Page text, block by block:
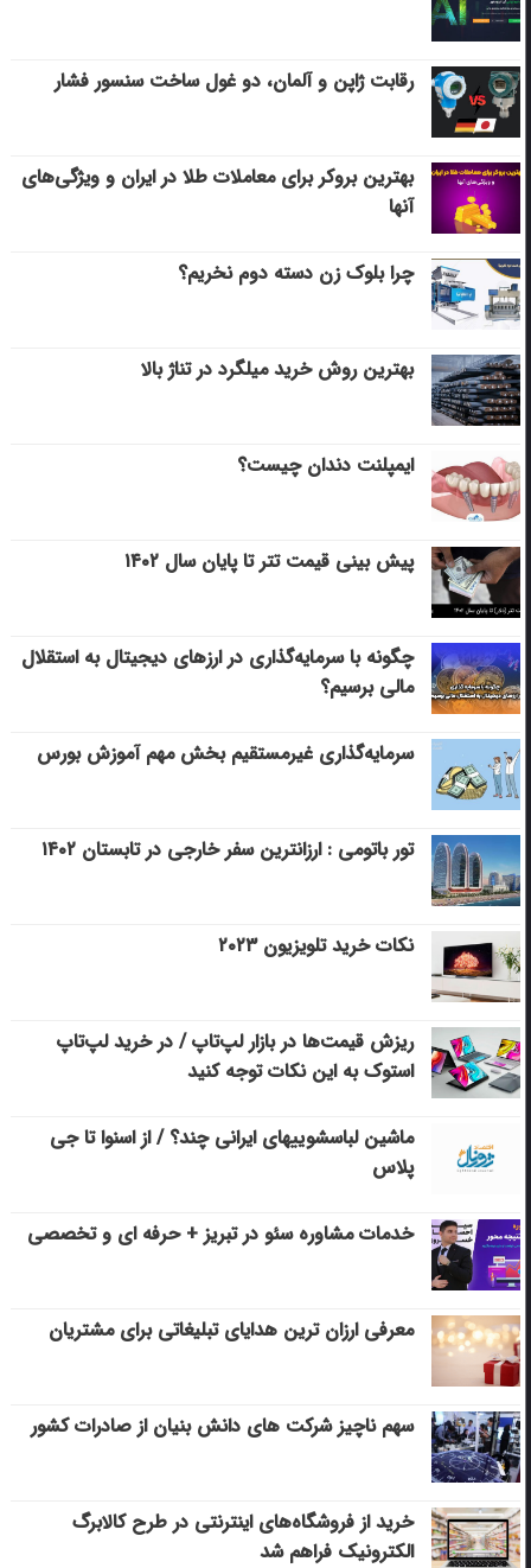
رقابت ژاپن و آلمان، دو غول ساخت سنسور فشار
بهترین بروکر برای معاملات طلا در ایران و ویژگی‌های
آنها
چرا بلوک زن دسته دوم نخریم؟
بهترین روش خرید میلگرد در تناژ بالا
ایمپلنت دندان چیست؟
پیش بینی قیمت تتر تا پایان سال ۱۴۰۲
چگونه با سرمایه‌گذاری در ارزهای دیجیتال به استقلال
مالی برسیم؟
سرمایه‌گذاری غیرمستقیم بخش مهم آموزش بورس
تور باتومی : ارزانترین سفر خارجی در تابستان ۱۴۰۲
نکات خرید تلویزیون ۲۰۲۳
ریزش قیمت‌ها در بازار لپ‌تاپ / در خرید لپ‌تاپ
استوک به این نکات توجه کنید
ماشین لباسشویی‎های ایرانی چند؟ / از اسنوا تا جی
پلاس
خدمات مشاوره سئو در تبریز + حرفه ای و تخصصی
معرفی ارزان ترین هدایای تبلیغاتی برای مشتریان
سهم ناچیز شرکت های دانش بنیان از صادرات کشور
خرید از فروشگاه‌های اینترنتی در طرح کالابرگ
الکترونیک فراهم شد